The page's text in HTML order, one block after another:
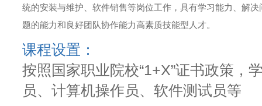
统的安装与维护、软件销售等岗位工作，具有学习能力、解决
题的能力和良好团队协作能力高素质技能型人才。
课程设置：
按照国家职业院校“1+X”证书政策，
员、计算机操作员、软件测试员等